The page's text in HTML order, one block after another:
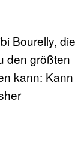
Bourelly, die
den größten
kann: Kann